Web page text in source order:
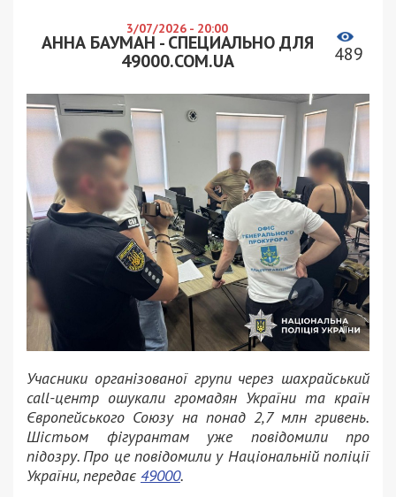
3/07/2026 - 20:00
АННА БАУМАН - СПЕЦИАЛЬНО ДЛЯ
49000.COM.UA
489
Учасники організованої групи через шахрайський
call-центр ошукали громадян України та країн
Європейського Союзу на понад 2,7 млн гривень.
Шістьом фігурантам уже повідомили про
підозру. Про це повідомили у Національній поліції
України, передає 49000.